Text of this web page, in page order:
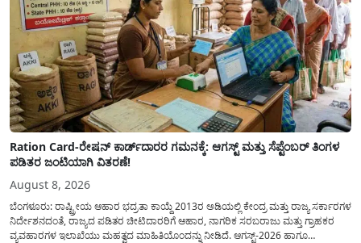
Ration Card-ರೇಷನ್ ಕಾರ್ಡ್‍ದಾರರ ಗಮನಕ್ಕೆ: ಆಗಸ್ಟ್ ಮತ್ತು ಸೆಪ್ಟೆಂಬರ್ ತಿಂಗಳ
ಪಡಿತರ ಜಂಟಿಯಾಗಿ ವಿತರಣೆ!
August 8, 2026
ಬೆಂಗಳೂರು: ರಾಷ್ಟ್ರೀಯ ಆಹಾರ ಭದ್ರತಾ ಕಾಯ್ದೆ 2013ರ ಅಡಿಯಲ್ಲಿ ಕೇಂದ್ರ ಮತ್ತು ರಾಜ್ಯ ಸರ್ಕಾರಗಳ
ನಿರ್ದೇಶನದಂತೆ, ರಾಜ್ಯದ ಪಡಿತರ ಚೀಟಿದಾರರಿಗೆ ಆಹಾರ, ನಾಗರಿಕ ಸರಬರಾಜು ಮತ್ತು ಗ್ರಾಹಕರ
ವ್ಯವಹಾರಗಳ ಇಲಾಖೆಯು ಮಹತ್ವದ ಮಾಹಿತಿಯೊಂದನ್ನು ನೀಡಿದೆ. ಆಗಸ್ಟ್-2026 ಹಾಗೂ